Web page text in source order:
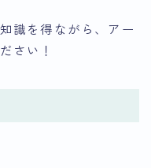
識を得ながら、アー
さい！